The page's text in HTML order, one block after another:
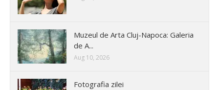
Muzeul de Arta Cluj-Napoca: Galeria
de A...
Aug 10, 2026
Fotografia zilei